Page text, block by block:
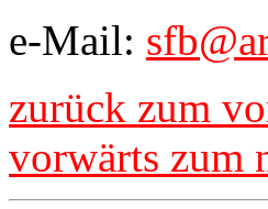
e-Mail:
zurück zum
vorwärts zum